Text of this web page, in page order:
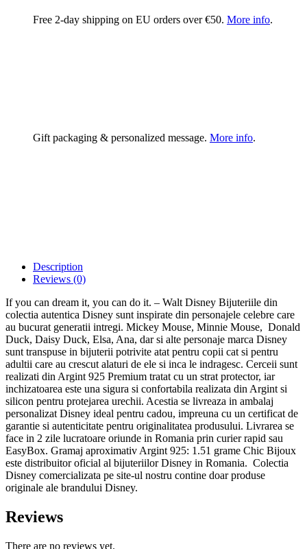
Free 2-day shipping on EU orders over €50. More info.
Gift packaging & personalized message. More info.
Description
Reviews (0)
If you can dream it, you can do it. – Walt Disney Bijuteriile din
colectia autentica Disney sunt inspirate din personajele celebre care
au bucurat generatii intregi. Mickey Mouse, Minnie Mouse, Donald
Duck, Daisy Duck, Elsa, Ana, dar si alte personaje marca Disney
sunt transpuse in bijuterii potrivite atat pentru copii cat si pentru
adultii care au crescut alaturi de ele si inca le indragesc. Cerceii sunt
realizati din Argint 925 Premium tratat cu un strat protector, iar
inchizatoarea este una sigura si confortabila realizata din Argint si
silicon pentru protejarea urechii. Acestia se livreaza in ambalaj
personalizat Disney ideal pentru cadou, impreuna cu un certificat de
garantie si autenticitate pentru originalitatea produsului. Livrarea se
face in 2 zile lucratoare oriunde in Romania prin curier rapid sau
EasyBox. Gramaj aproximativ Argint 925: 1.51 grame Chic Bijoux
este distribuitor oficial al bijuteriilor Disney in Romania. Colectia
Disney comercializata pe site-ul nostru contine doar produse
originale ale brandului Disney.
Reviews
There are no reviews yet.